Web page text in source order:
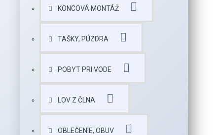
KONCOVÁ MONTÁŽ
TAŠKY, PÚZDRA
POBYT PRI VODE
LOV Z ČLNA
OBLEČENIE, OBUV